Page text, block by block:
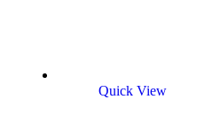
Quick View